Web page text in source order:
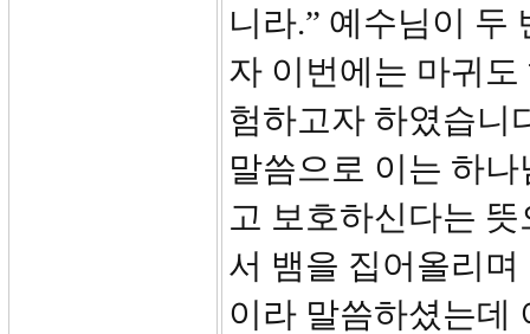
니라.” 예수님이 두
자 이번에는 마귀
험하고자 하였습니
말씀으로 이는 하
고 보호하신다는
서 뱀을 집어올리
이라 말씀하셨는데